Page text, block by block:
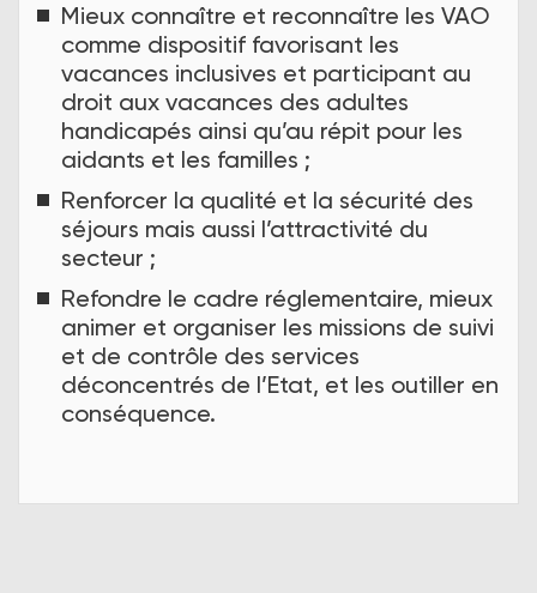
Mieux connaître et reconnaître les VAO
comme dispositif favorisant les
vacances inclusives et participant au
droit aux vacances des adultes
handicapés ainsi qu’au répit pour les
aidants et les familles ;
Renforcer la qualité et la sécurité des
séjours mais aussi l’attractivité du
secteur ;
Refondre le cadre réglementaire, mieux
animer et organiser les missions de suivi
et de contrôle des services
déconcentrés de l’Etat, et les outiller en
conséquence.